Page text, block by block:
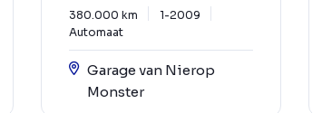
380.000 km
1-2009
Automaat
Garage van Nierop
Monster